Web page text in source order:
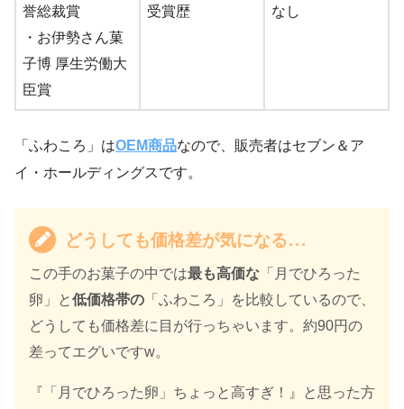
誉総裁賞
・お伊勢さん菓
子博 厚生労働大
臣賞
受賞歴 なし
「ふわころ」はOEM商品なので、販売者はセブン＆ア
イ・ホールディングスです。
どうしても価格差が気になる…
この手のお菓子の中では最も高価な 「月でひろった
卵」と低価格帯の 「ふわころ」を比較しているので、
どうしても価格差に目が行っちゃいます。約90円の
差ってエグいですw。
『「月でひろった卵」ちょっと高すぎ！』と思った方